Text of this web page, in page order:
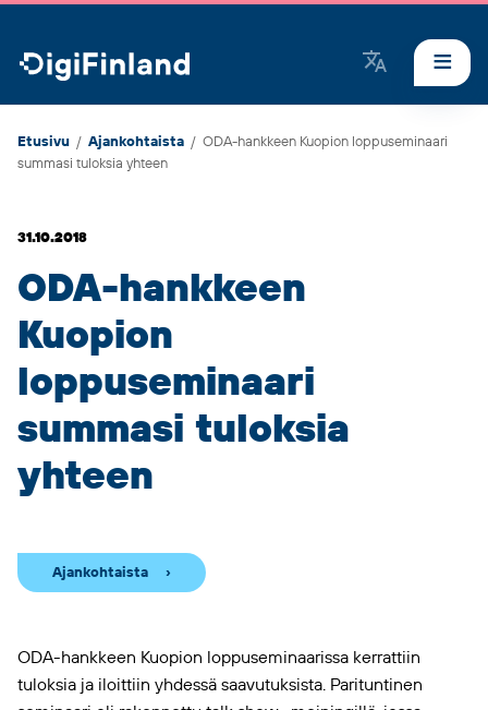
DigiFinland
Etusivu / Ajankohtaista / ODA-hankkeen Kuopion loppuseminaari
summasi tuloksia yhteen
31.10.2018
ODA-hankkeen
Kuopion
loppuseminaari
summasi tuloksia
yhteen
Ajankohtaista
ODA-hankkeen Kuopion loppuseminaarissa kerrattiin
tuloksia ja iloittiin yhdessä saavutuksista. Parituntinen